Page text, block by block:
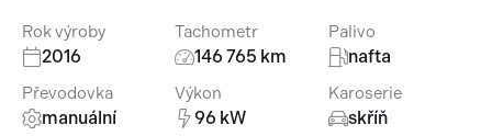
Rok výroby
2016
Tachometr
146 765 km
Palivo
nafta
Převodovka
manuální
Výkon
96 kW
Karoserie
skříň